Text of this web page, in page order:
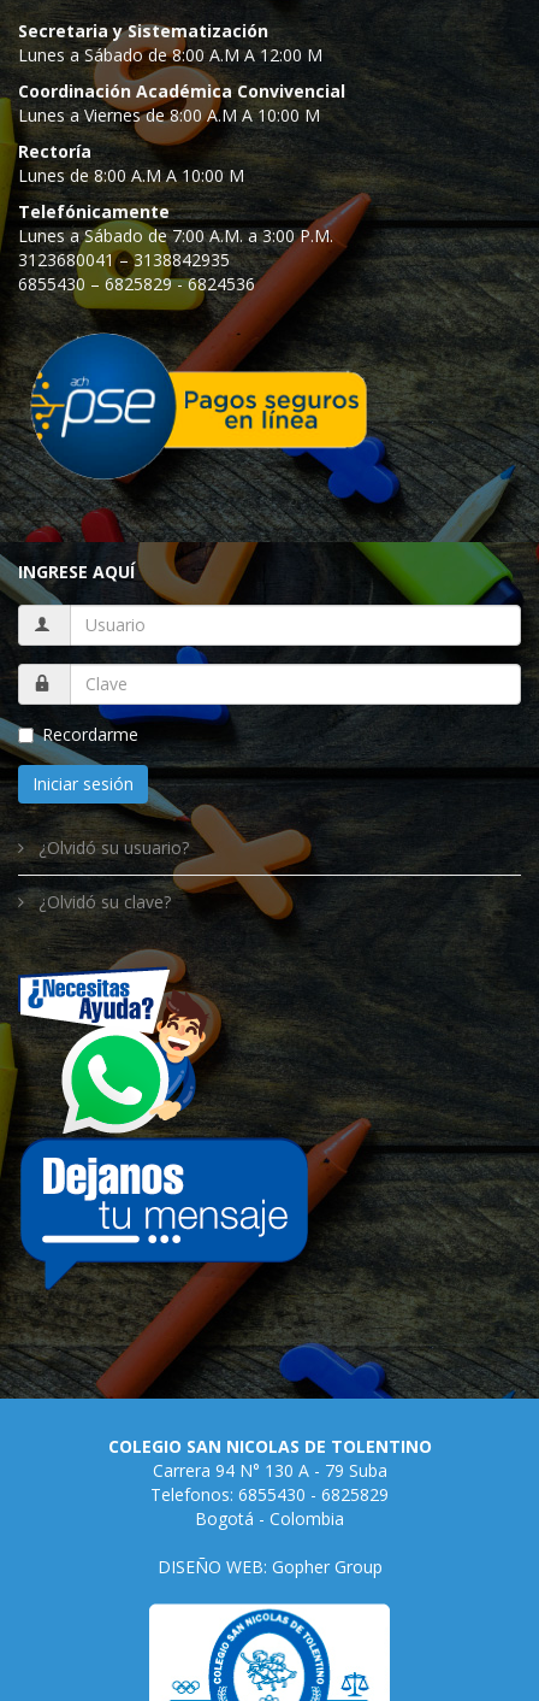
Secretaria y Sistematización
Lunes a Sábado de 8:00 A.M A 12:00 M
Coordinación Académica Convivencial
Lunes a Viernes de 8:00 A.M A 10:00 M
Rectoría
Lunes de 8:00 A.M A 10:00 M
Telefónicamente
Lunes a Sábado de 7:00 A.M. a 3:00 P.M.
3123680041 – 3138842935
6855430 – 6825829 - 6824536
INGRESE AQUÍ
Recordarme
Iniciar sesión
¿Olvidó su usuario?
¿Olvidó su clave?
COLEGIO SAN NICOLAS DE TOLENTINO
Carrera 94 N° 130 A - 79 Suba
Telefonos: 6855430 - 6825829
Bogotá - Colombia
DISEÑO WEB: Gopher Group